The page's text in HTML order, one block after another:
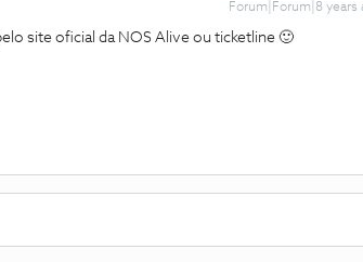
Forum|Forum|8 years
site oficial da NOS Alive ou ticketline 🙂